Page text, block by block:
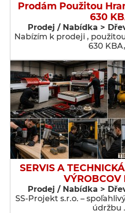
Prodám Použitou
630
Prodej / Nabídka >
Nabízím k prodeji ,
630
SERVIS A
VÝROBCOV
Prodej / Nabídka >
SS-Projekt s.r.o. –
údržbu